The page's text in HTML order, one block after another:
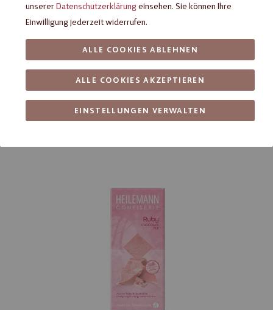
Das Mehl mit dem Backpulver und dem Puddingpulver mischen
Den Teig in einen Spritzbeutel füllen und spiralförmige Kreise
auf ein mit Backpapier ausgelegtes Blech spritzen. Die
Amerikaner bei 180 Grad ca. 12 - 15 Minuten backen.
Nach dem Auskühlen vorsichtig vom Backpapier lösen und mit
unsererDatenschutzerklärungeinsehen. Sie können Ihre
Einwilligung jederzeit widerrufen.
EINSTELLUNGEN VERWALTEN
ALLE COOKIES AKZEPTIEREN
ALLE COOKIES ABLEHNEN